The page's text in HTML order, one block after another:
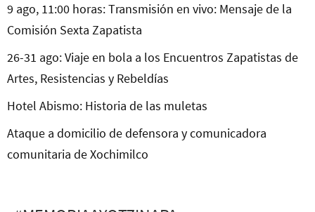
9 ago, 11:00 horas: Transmisión en vivo: Mensaje de la
Comisión Sexta Zapatista
26-31 ago: Viaje en bola a los Encuentros Zapatistas de
Artes, Resistencias y Rebeldías
Hotel Abismo: Historia de las muletas
Ataque a domicilio de defensora y comunicadora
comunitaria de Xochimilco